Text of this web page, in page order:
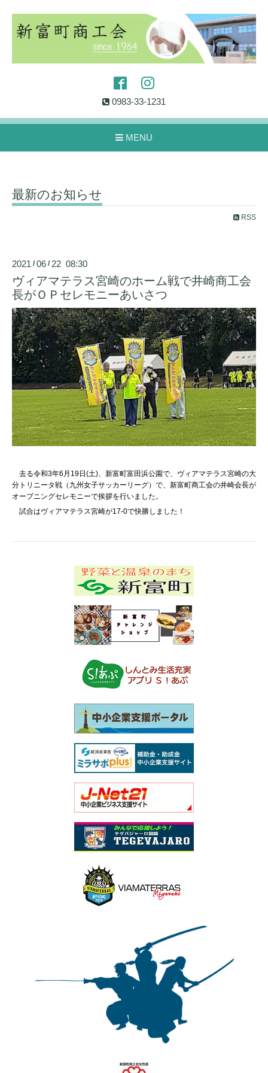
0983-33-1231
MENU
最新のお知らせ
RSS
2021 /06 / 22 08:30
ヴィアマテラス宮崎のホーム戦で井崎商工会
長がＯＰセレモニーあいさつ
去る令和3年6月19日(土)、新富町富田浜公園で、ヴィアマテラス宮崎の大
分トリニータ戦（九州女子サッカーリーグ）で、新富町商工会の井崎会長が
オープニングセレモニーで挨拶を行いました。
試合はヴィアマテラス宮崎が17-0で快勝しました！